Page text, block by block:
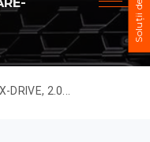
DRIVE, 2.0...